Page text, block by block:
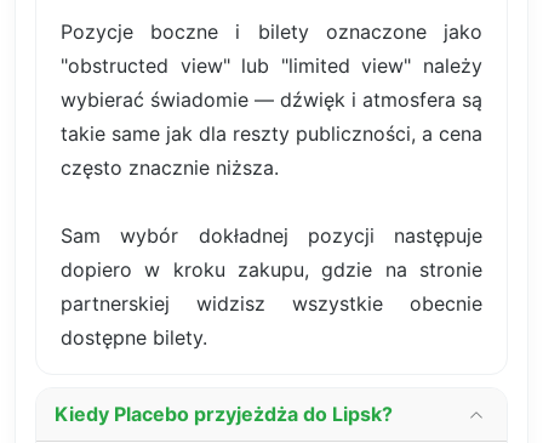
Pozycje boczne i bilety oznaczone jako
"obstructed view" lub "limited view" należy
wybierać świadomie — dźwięk i atmosfera są
takie same jak dla reszty publiczności, a cena
często znacznie niższa.
Sam wybór dokładnej pozycji następuje
dopiero w kroku zakupu, gdzie na stronie
partnerskiej widzisz wszystkie obecnie
dostępne bilety.
Kiedy Placebo przyjeżdża do Lipsk?